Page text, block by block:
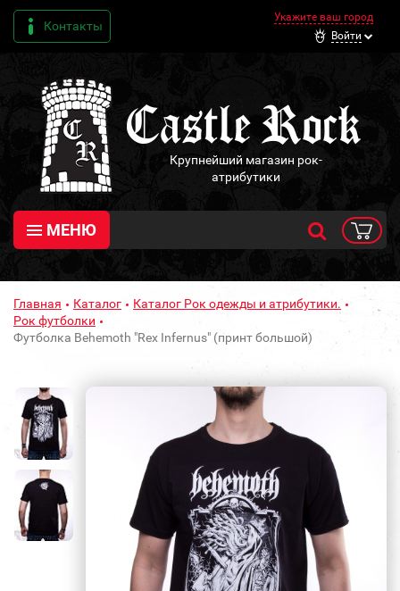
Контакты
Укажите ваш город
Войти
Крупнейший магазин рок-
атрибутики
МЕНЮ
Главная Каталог
Каталог Рок одежды и атрибутики.
Рок футболки
Футболка Behemoth "Rex Infernus" (принт большой)